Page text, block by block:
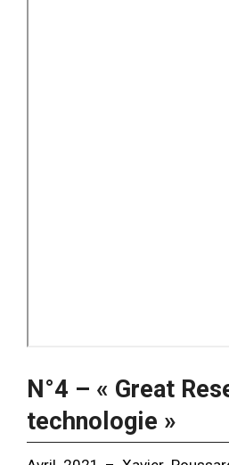
N°4 – « Great
technologie »